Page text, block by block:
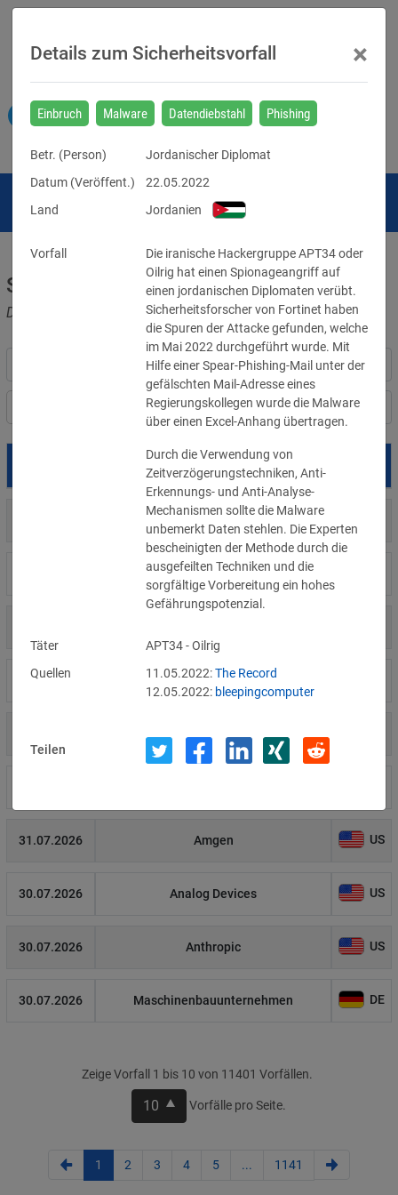
Sicherheitsvorfälle
Datenpannen, Cyber-Angriffe und Schwachstellen
Länderauswahl
Betroffene
Brown Health Medical Group-MA
02.08.2026 Fürstentum Liechtenstein
31.07.2026 Amgen US
30.07.2026 Analog Devices US
30.07.2026 Anthropic US
30.07.2026 Maschinenbauunternehmen DE
Zeige Vorfall 1 bis 10 von 11401 Vorfällen.
10 Vorfälle pro Seite.
1 2 3 4 5 ... 1141
Details zum Sicherheitsvorfall ×
Einbruch Malware Datendiebstahl Phishing
Betr. (Person)
Jordanischer Diplomat
Datum (Veröffent.)
22.05.2022
Land
Jordanien
Vorfall
Die iranische Hackergruppe APT34 oder
Oilrig hat einen Spionageangriff auf
einen jordanischen Diplomaten verübt.
Sicherheitsforscher von Fortinet haben
die Spuren der Attacke gefunden, welche
im Mai 2022 durchgeführt wurde. Mit
Hilfe einer Spear-Phishing-Mail unter der
gefälschten Mail-Adresse eines
Regierungskollegen wurde die Malware
über einen Excel-Anhang übertragen.
Durch die Verwendung von
Zeitverzögerungstechniken, Anti-
Erkennungs- und Anti-Analyse-
Mechanismen sollte die Malware
unbemerkt Daten stehlen. Die Experten
bescheinigten der Methode durch die
ausgefeilten Techniken und die
sorgfältige Vorbereitung ein hohes
Gefährungspotenzial.
Täter
APT34 - Oilrig
Quellen
11.05.2022:The Record
12.05.2022: bleepingcomputer
Teilen